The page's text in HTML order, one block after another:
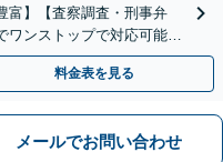
富】【査察調査・刑事弁
ワンストップで対応可能！
料金表を見る
メールでお問い合わせ